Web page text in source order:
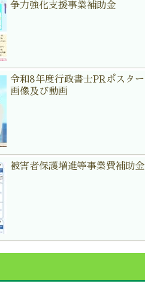
争力強化支援事業補助金
令和8年度行政書士PRポスター
画像及び動画
被害者保護増進等事業費補助金